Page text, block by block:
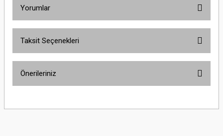
Yorumlar
Taksit Seçenekleri
Önerileriniz
yetersiz gördüğünüz noktaları öneri formunu kullanarak tarafımıza